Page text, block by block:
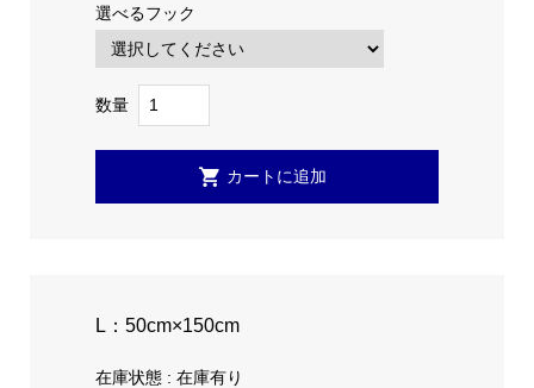
選べるフック
数量
L：50cm×150cm
在庫状態 : 在庫有り